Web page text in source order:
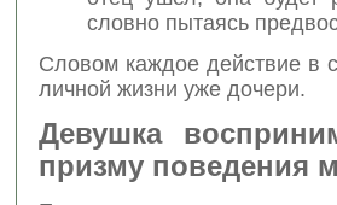
словно пытаясь
Словом каждое действие в
личной жизни уже дочери.
Девушка
призму поведения